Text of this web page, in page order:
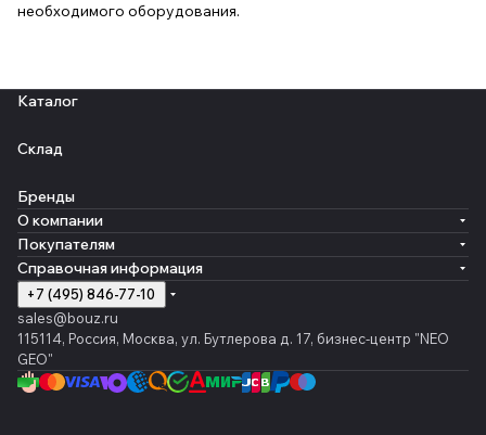
необходимого оборудования.
Каталог
Склад
Бренды
О компании
Покупателям
Справочная информация
+7 (495) 846-77-10
sales@bouz.ru
115114, Россия, Москва, ул. Бутлерова д. 17, бизнес-центр "NEO
GEO"